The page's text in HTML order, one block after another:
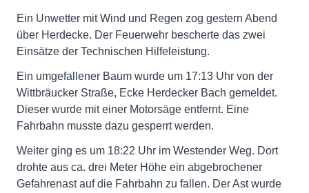
Ein Unwetter mit Wind und Regen zog gestern Abend
über Herdecke. Der Feuerwehr bescherte das zwei
Einsätze der Technischen Hilfeleistung.
Ein umgefallener Baum wurde um 17:13 Uhr von der
Wittbräucker Straße, Ecke Herdecker Bach gemeldet.
Dieser wurde mit einer Motorsäge entfernt. Eine
Fahrbahn musste dazu gesperrt werden.
Weiter ging es um 18:22 Uhr im Westender Weg. Dort
drohte aus ca. drei Meter Höhe ein abgebrochener
Gefahrenast auf die Fahrbahn zu fallen. Der Ast wurde